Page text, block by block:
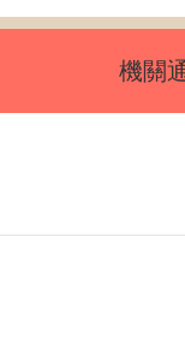
機關